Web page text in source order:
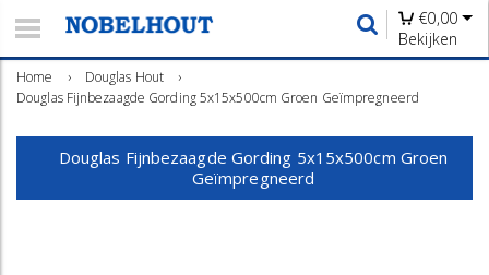
€0,00
Bekijken
Home › Douglas Hout
›
Douglas Fijnbezaagde Gording 5x15x500cm Groen Geïmpregneerd
Douglas Fijnbezaagde Gording 5x15x500cm Groen
Geïmpregneerd